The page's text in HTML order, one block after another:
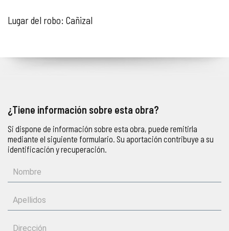
Lugar del robo: Cañizal
¿Tiene información sobre esta obra?
Si dispone de información sobre esta obra, puede remitirla
mediante el siguiente formulario. Su aportación contribuye a su
identificación y recuperación.